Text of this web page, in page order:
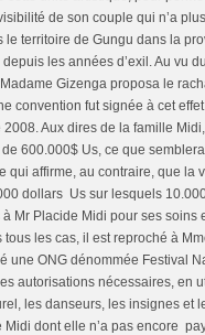
de son couple qui n’a
le territoire de Gungu dans la
depuis les années d’exil. Au vu
Gizenga proposa le
convention fut signée à cet
2008. Aux dires de la famille
600.000$ Us, ce que
qui affirme, au contraire, que la
dollars Us sur lesquels
Mr Placide Midi pour ses soins
tous les cas, il est reproché à
une ONG dénommée Fes­tival
autorisations nécessai­res, en
les danseurs, les insi­gnes et
Midi dont elle n’a pas encore